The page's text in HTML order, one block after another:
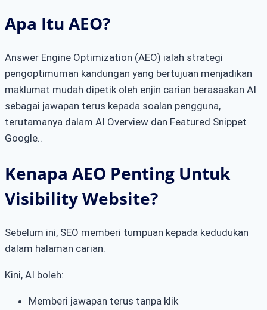
Apa Itu AEO?
Answer Engine Optimization (AEO) ialah strategi
pengoptimuman kandungan yang bertujuan menjadikan
maklumat mudah dipetik oleh enjin carian berasaskan AI
sebagai jawapan terus kepada soalan pengguna,
terutamanya dalam AI Overview dan Featured Snippet
Google..
Kenapa AEO Penting Untuk
Visibility Website?
Sebelum ini, SEO memberi tumpuan kepada kedudukan
dalam halaman carian.
Kini, AI boleh:
Memberi jawapan terus tanpa klik